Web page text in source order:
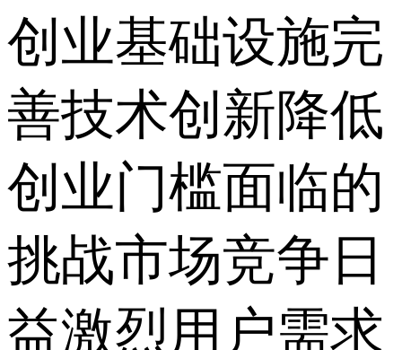
创业基础设施完
善技术创新降低
创业门槛面临的
挑战市场竞争日
益激烈用户需求